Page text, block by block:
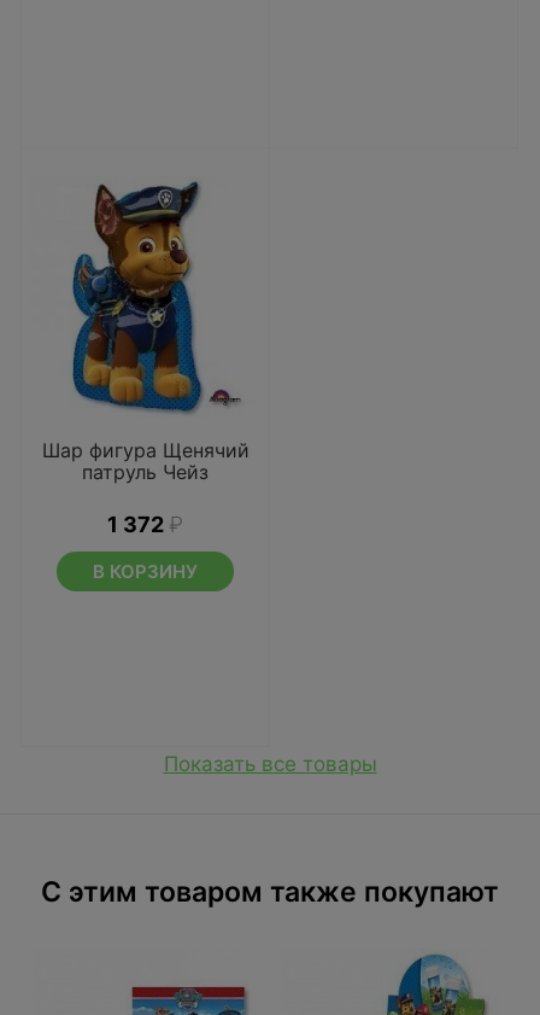
Шар фигура Щенячий
патруль Чейз
1 372 ₽
В КОРЗИНУ
Показать все товары
C этим товаром также покупают